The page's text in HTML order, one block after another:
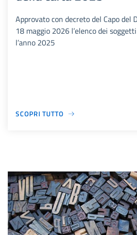
Approvato con decreto del Capo del
18 maggio 2026 l’elenco dei
l’anno 2025
SCOPRI TUTTO